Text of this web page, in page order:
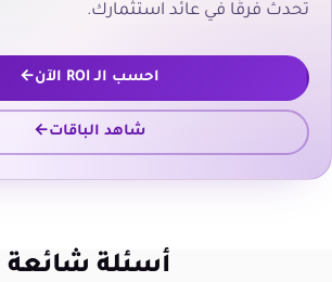
تحدث فرقًا في عائد استثمارك.
احسب الـ ROI الآن
شاهد الباقات
أسئلة شائعة